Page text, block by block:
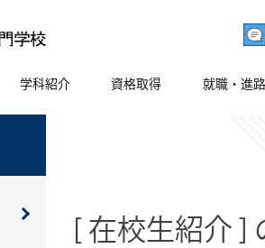
学科紹介 資格取得 就職・進路
[ 在校生紹介 ]